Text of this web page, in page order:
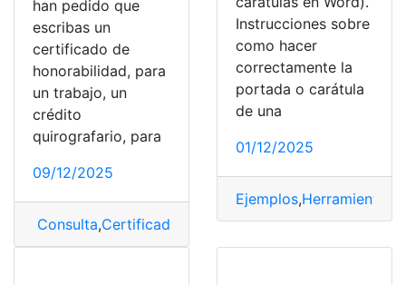
han pedido que
escribas un
certificado de
honorabilidad, para
un trabajo, un
crédito
quirografario, para
09/12/2025
Consulta,Certificado de honorabilidad,ejemplo,
Instrucciones sobre
como hacer
correctamente la
portada o carátula
de una
01/12/2025
Ejemplos,Herramientas